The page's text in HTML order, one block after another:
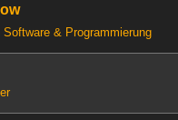
Software & Programmierung